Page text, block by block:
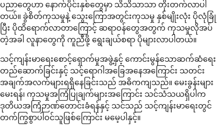
ပညာတွေဟာ နောက်ပိုင်းနှစ်တွေမှာ သိသိသာသာ တိုးတက်လာပါ
တယ်။ ခွဲစိတ်ကုသမှုနဲ့ သွေးကြောအတွင်းကုသမှု နှစ်မျိုးလုံး ပိုလုံခြုံ
ပြီး ပိုထိရောက်လာတာကြောင့် ဆရာဝန်တွေအတွက် ကုသမှုလိုအပ်
တဲ့အခါ လူနာတွေကို ကူညီဖို့ ရွေးချယ်စရာ ပိုများလာပါတယ်။
သင့်ကျန်းမာရေးစောင့်ရှောက်မှုအဖွဲ့နှင့် ကောင်းမွန်သောဆက်ဆံရေး
တည်ဆောက်ခြင်းနှင့် သင့်ရောဂါအခြေအနေအကြောင်း သတင်း
အချက်အလက်များရရှိနေခြင်းသည် အဓိကကျသည်။ မေးခွန်းများ
မေးရန်၊ ကုသမှုအကြံပြုချက်များအကြောင်း သင်သံသယရှိပါက
ဒုတိယအကြံဉာဏ်တောင်းခံရန်နှင့် သင်သည် သင့်ကျန်းမာရေးတွင်
တက်ကြွစွာပါဝင်သူဖြစ်ကြောင်း မမေ့ပါနှင့်။